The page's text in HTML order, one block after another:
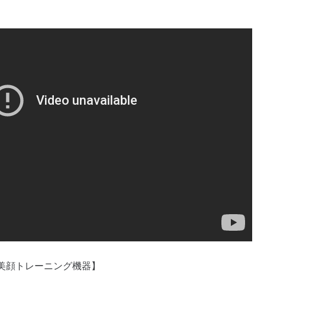
トレーニング機器】